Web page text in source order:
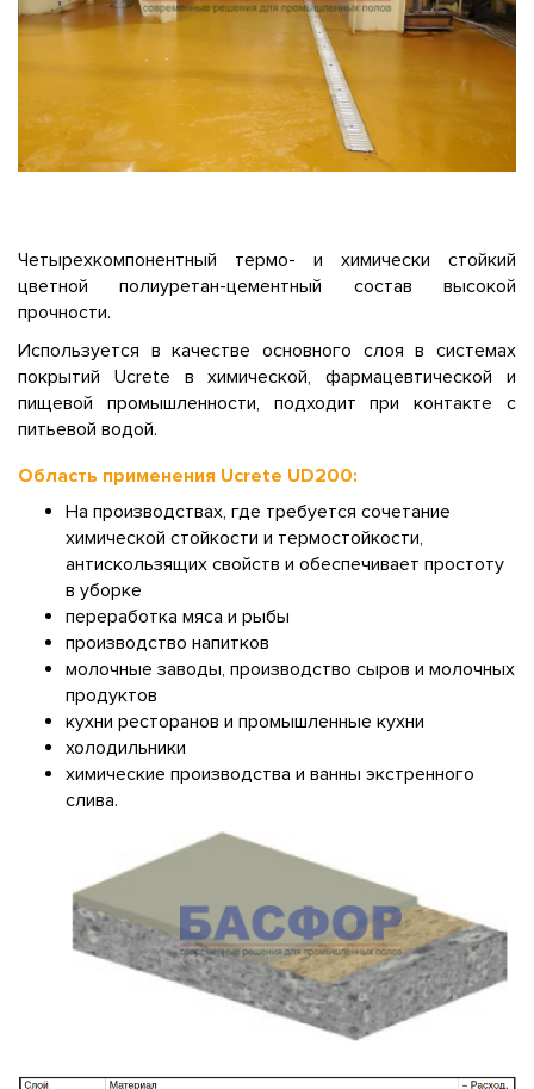
Четырехкомпонентный термо- и химически стойкий
цветной полиуретан-цементный состав высокой
прочности.
Используется в качестве основного слоя в системах
покрытий Ucrete в химической, фармацевтической и
пищевой промышленности, подходит при контакте с
питьевой водой.
Область применения Ucrete UD200:
На производствах, где требуется сочетание
химической стойкости и термостойкости,
антискользящих свойств и обеспечивает простоту
в уборке
переработка мяса и рыбы
производство напитков
молочные заводы, производство сыров и молочных
продуктов
кухни ресторанов и промышленные кухни
холодильники
химические производства и ванны экстренного
слива.